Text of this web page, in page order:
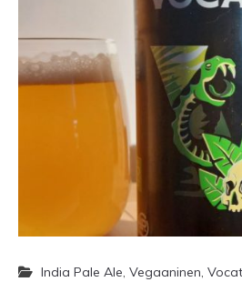
India Pale Ale, Vegaaninen,